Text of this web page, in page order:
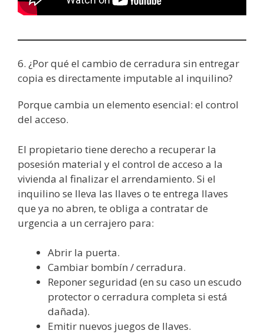
6. ¿Por qué el cambio de cerradura sin entregar
copia es directamente imputable al inquilino?
Porque cambia un elemento esencial: el control
del acceso.
El propietario tiene derecho a recuperar la
posesión material y el control de acceso a la
vivienda al finalizar el arrendamiento. Si el
inquilino se lleva las llaves o te entrega llaves
que ya no abren, te obliga a contratar de
urgencia a un cerrajero para:
Abrir la puerta.
Cambiar bombín / cerradura.
Reponer seguridad (en su caso un escudo
protector o cerradura completa si está
dañada).
Emitir nuevos juegos de llaves.